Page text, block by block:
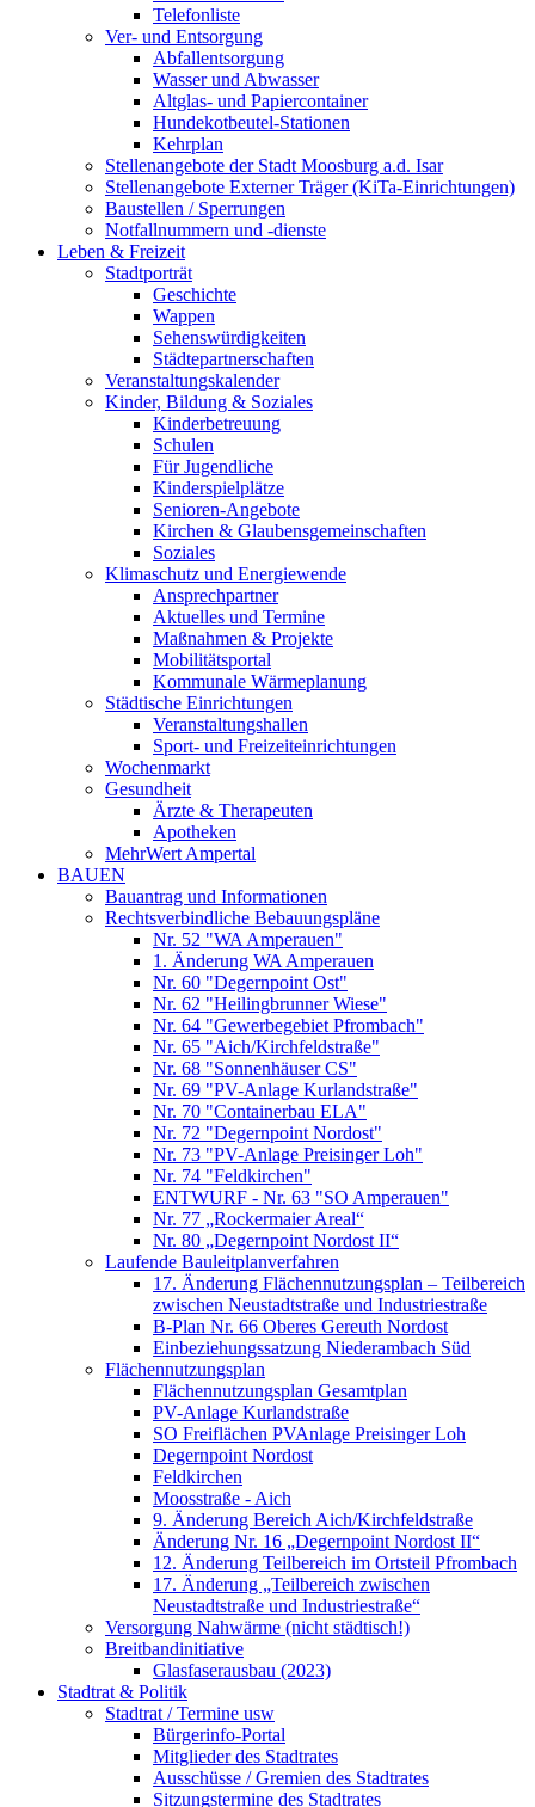
Telefonliste
Ver- und Entsorgung
Abfallentsorgung
Wasser und Abwasser
Altglas- und Papiercontainer
Hundekotbeutel-Stationen
Kehrplan
Stellenangebote der Stadt Moosburg a.d. Isar
Stellenangebote Externer Träger (KiTa-Einrichtungen)
Baustellen / Sperrungen
Notfallnummern und -dienste
Leben & Freizeit
Stadtporträt
Geschichte
Wappen
Sehenswürdigkeiten
Städtepartnerschaften
Veranstaltungskalender
Kinder, Bildung & Soziales
Kinderbetreuung
Schulen
Für Jugendliche
Kinderspielplätze
Senioren-Angebote
Kirchen & Glaubensgemeinschaften
Soziales
Klimaschutz und Energiewende
Ansprechpartner
Aktuelles und Termine
Maßnahmen & Projekte
Mobilitätsportal
Kommunale Wärmeplanung
Städtische Einrichtungen
Veranstaltungshallen
Sport- und Freizeiteinrichtungen
Wochenmarkt
Gesundheit
Ärzte & Therapeuten
Apotheken
MehrWert Ampertal
BAUEN
Bauantrag und Informationen
Rechtsverbindliche Bebauungspläne
Nr. 52 "WA Amperauen"
1. Änderung WA Amperauen
Nr. 60 "Degernpoint Ost"
Nr. 62 "Heilingbrunner Wiese"
Nr. 64 "Gewerbegebiet Pfrombach"
Nr. 65 "Aich/Kirchfeldstraße"
Nr. 68 "Sonnenhäuser CS"
Nr. 69 "PV-Anlage Kurlandstraße"
Nr. 70 "Containerbau ELA"
Nr. 72 "Degernpoint Nordost"
Nr. 73 "PV-Anlage Preisinger Loh"
Nr. 74 "Feldkirchen"
ENTWURF - Nr. 63 "SO Amperauen"
Nr. 77 „Rockermaier Areal“
Nr. 80 „Degernpoint Nordost II“
Laufende Bauleitplanverfahren
17. Änderung Flächennutzungsplan – Teilbereich
zwischen Neustadtstraße und Industriestraße
B-Plan Nr. 66 Oberes Gereuth Nordost
Einbeziehungssatzung Niederambach Süd
Flächennutzungsplan
Flächennutzungsplan Gesamtplan
PV-Anlage Kurlandstraße
SO Freiflächen PV­Anlage Preisinger Loh
Degernpoint Nordost
Feldkirchen
Moosstraße - Aich
9. Änderung Bereich Aich/Kirchfeldstraße
Änderung Nr. 16 „Degernpoint Nordost II“
12. Änderung Teilbereich im Ortsteil Pfrombach
17. Änderung „Teilbereich zwischen
Neustadtstraße und Industriestraße“
Versorgung Nahwärme (nicht städtisch!)
Breitbandinitiative
Glasfaserausbau (2023)
Stadtrat & Politik
Stadtrat / Termine usw
Bürgerinfo-Portal
Mitglieder des Stadtrates
Ausschüsse / Gremien des Stadtrates
Sitzungstermine des Stadtrates